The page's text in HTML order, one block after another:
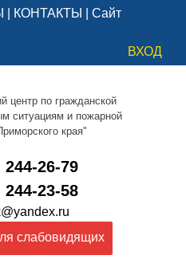
КОНТАКТЫ
Сайт
ВХОД
центр по гражданской
ситуациям и пожарной
края"
244-26-79
244-23-58
слабовидящих